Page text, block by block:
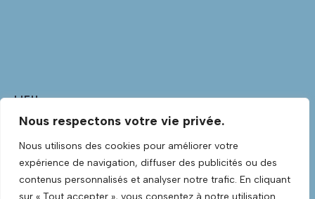
Nous respectons votre vie privée.
Nous utilisons des cookies pour améliorer votre
expérience de navigation, diffuser des publicités ou des
contenus personnalisés et analyser notre trafic. En cliquant
sur « Tout accepter », vous consentez à notre utilisation
LIEU
Club Guitare